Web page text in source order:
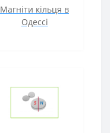
Магніти кільця в
Одессі